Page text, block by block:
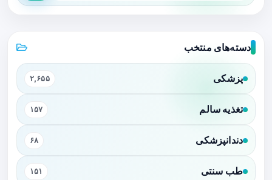
دسته‌های منتخب
پزشکی ۲,۶۵۵
تغذیه سالم ۱۵۷
دندانپزشکی ۶۸
طب سنتی ۱۵۱